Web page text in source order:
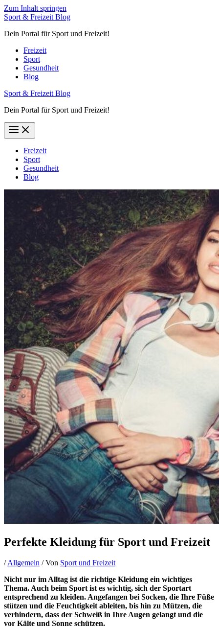
Zum Inhalt springen
Sport & Freizeit Blog
Dein Portal für Sport und Freizeit!
Freizeit
Sport
Gesundheit
Blog
Sport & Freizeit Blog
Dein Portal für Sport und Freizeit!
Freizeit
Sport
Gesundheit
Blog
Perfekte Kleidung für Sport und Freizeit
/Allgemein / Von Sport und Freizeit
Nicht nur im Alltag ist die richtige Kleidung ein wichtiges
Thema. Auch beim Sport ist es wichtig, sich der Sportart
entsprechend zu kleiden. Angefangen bei Socken, die Ihre Füße
stützen und die Feuchtigkeit ableiten, bis hin zu Mützen, die
verhindern, dass der Schweiß in Ihre Augen gelangt und die
vor Kälte und Sonne schützen.